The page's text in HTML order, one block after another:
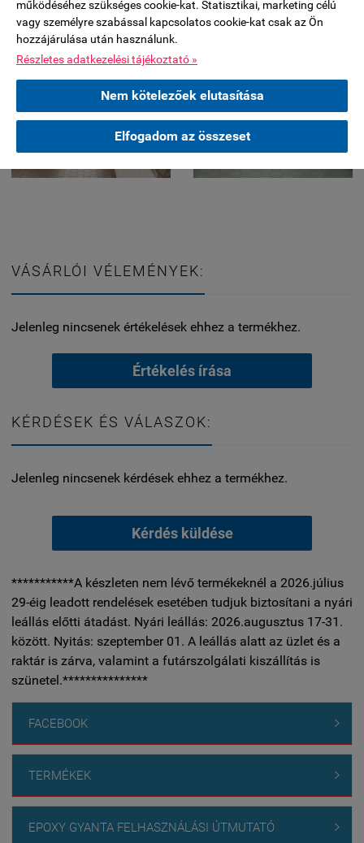
működéséhez szükséges cookie-kat. Statisztikai, marketing célú
vagy személyre szabással kapcsolatos cookie-kat csak az Ön
hozzájárulása után használunk.
Részletes adatkezelési tájékoztató »
Nem kötelezőek elutasítása
Elfogadom az összeset
VÁSÁRLÓI VÉLEMÉNYEK:
Jelenleg nincsenek értékelések ehhez a termékhez.
Értékelés írása
KÉRDÉSEK ÉS VÁLASZOK:
Jelenleg nincsenek kérdések ehhez a termékhez.
Kérdés küldése
***********A készleten nem lévő termékeknél a 2026.július
29-éig leadott rendelések esetében tudjuk biztosítani a nyári
leállás előtti átadást. Nyári leállás: 2026.augusztus 17-31.
között. Nyitás: szeptember 01. A leállás alatt az üzlet és a
raktár is zárva, valamint a futárszolgálati kiszállítás is
szünetel.***************
FACEBOOK 
TERMÉKEK 
EPOXY GYANTA FELHASZNÁLÁSI ÚTMUTATÓ 